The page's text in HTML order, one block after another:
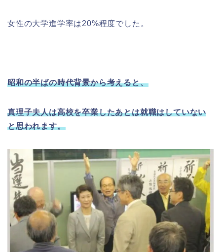
女性の大学進学率は20%程度でした。
昭和の半ばの時代背景から考えると、
真理子夫人は高校を卒業したあとは就職はしていない
と思われます。